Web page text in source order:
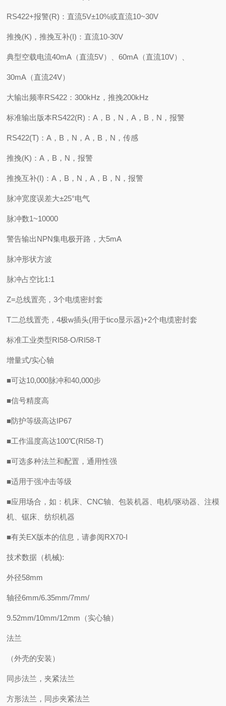
RS422+报警(R)：直流5V±10%或直流10~30V
推挽(K)，推挽互补(I)：直流10-30V
典型空载电流40mA（直流5V）、60mA（直流10V）、
30mA（直流24V）
大输出频率RS422：300kHz，推挽200kHz
标准输出版本RS422(R)：A，B，N，A，B，N，报警
RS422(T)：A，B，N，A，B，N，传感
推挽(K)：A，B，N，报警
推挽互补(I)：A，B，N，A，B，N，报警
脉冲宽度误差大±25°电气
脉冲数1~10000
警告输出NPN集电极开路，大5mA
脉冲形状方波
脉冲占空比1:1
Z=总线置亮，3个电缆密封套
T二总线置壳，4极w插头(用于tico显示器)+2个电缆密封套
标准工业类型RI58-O/RI58-T
增量式/实心轴
■可达10,000脉冲和40,000步
■信号精度高
■防护等级高达IP67
■工作温度高达100℃(RI58-T)
■可选多种法兰和配置，通用性强
■适用于强冲击等级
■应用场合，如：机床、CNC轴、包装机器、电机/驱动器、注模
机、锯床、纺织机器
■有关EX版本的信息，请参阅RX70-I
技术数据（机械):
外径58mm
轴径6mm/6.35mm/7mm/
9.52mm/10mm/12mm（实心轴）
法兰
（外壳的安装）
同步法兰，夹紧法兰
方形法兰，同步夹紧法兰